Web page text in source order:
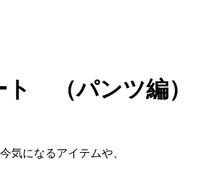
（パンツ編）
気になるアイテムや、